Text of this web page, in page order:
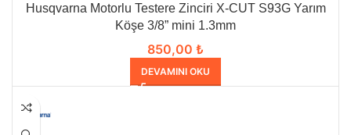
Husqvarna Motorlu Testere Zinciri X-CUT S93G Yarım
Köşe 3/8” mini 1.3mm
850,00 ₺
DEVAMINI OKU